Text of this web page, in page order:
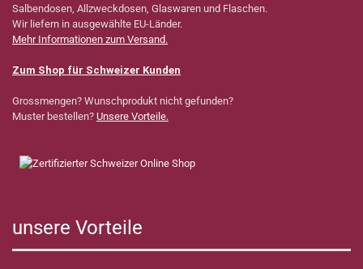
Salbendosen, Allzweckdosen, Glaswaren und Flaschen.
Wir liefern in ausgewählte EU-Länder.
Mehr Informationen zum Versand.
Zum Shop für Schweizer Kunden
Grossmengen? Wunschprodukt nicht gefunden?
Muster bestellen? Unsere Vorteile.
unsere Vorteile